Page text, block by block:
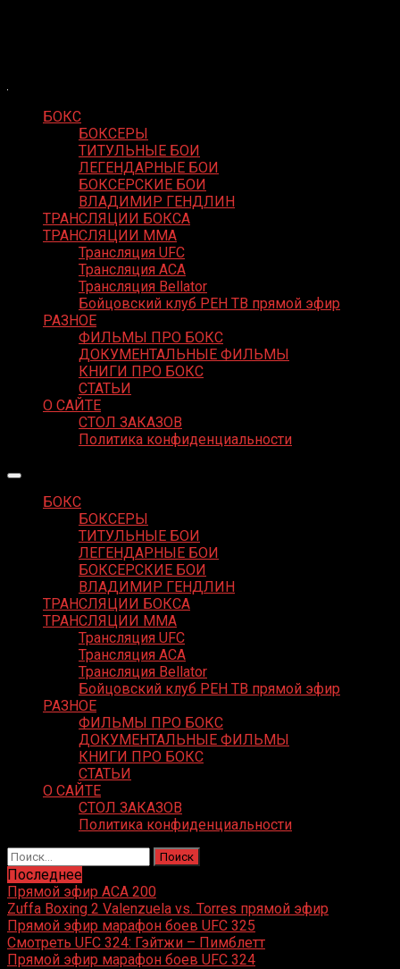
БОКС
БОКСЕРЫ
ТИТУЛЬНЫЕ БОИ
ЛЕГЕНДАРНЫЕ БОИ
БОКСЕРСКИЕ БОИ
ВЛАДИМИР ГЕНДЛИН
ТРАНСЛЯЦИИ БОКСА
ТРАНСЛЯЦИИ MMA
Трансляция UFC
Трансляция ACA
Трансляция Bellator
Бойцовский клуб РЕН ТВ прямой эфир
РАЗНОЕ
ФИЛЬМЫ ПРО БОКС
ДОКУМЕНТАЛЬНЫЕ ФИЛЬМЫ
КНИГИ ПРО БОКС
СТАТЬИ
О САЙТЕ
СТОЛ ЗАКАЗОВ
Политика конфиденциальности
БОКС
БОКСЕРЫ
ТИТУЛЬНЫЕ БОИ
ЛЕГЕНДАРНЫЕ БОИ
БОКСЕРСКИЕ БОИ
ВЛАДИМИР ГЕНДЛИН
ТРАНСЛЯЦИИ БОКСА
ТРАНСЛЯЦИИ MMA
Трансляция UFC
Трансляция ACA
Трансляция Bellator
Бойцовский клуб РЕН ТВ прямой эфир
РАЗНОЕ
ФИЛЬМЫ ПРО БОКС
ДОКУМЕНТАЛЬНЫЕ ФИЛЬМЫ
КНИГИ ПРО БОКС
СТАТЬИ
О САЙТЕ
СТОЛ ЗАКАЗОВ
Политика конфиденциальности
Найти:
Последнее
Прямой эфир ACA 200
Zuffa Boxing 2 Valenzuela vs. Torres прямой эфир
Прямой эфир марафон боев UFC 325
Смотреть UFC 324: Гэйтжи – Пимблетт
Прямой эфир марафон боев UFC 324